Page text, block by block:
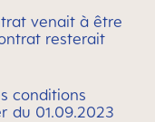
venait à être
resterait
conditions
du 01.09.2023